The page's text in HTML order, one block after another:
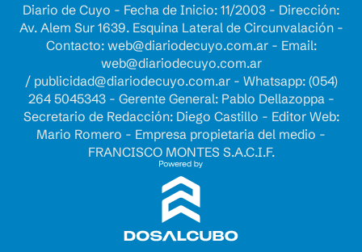
Diario de Cuyo - Fecha de Inicio: 11/2003 - Dirección:
Av. Alem Sur 1639. Esquina Lateral de Circunvalación -
Contacto: web@diariodecuyo.com.ar- Email:
web@diariodecuyo.com.ar
/ publicidad@diariodecuyo.com.ar- Whatsapp: (054)
264 5045343 - Gerente General: Pablo Dellazoppa -
Secretario de Redacción: Diego Castillo - Editor Web:
Mario Romero - Empresa propietaria del medio -
FRANCISCO MONTES S.A.C.I.F.